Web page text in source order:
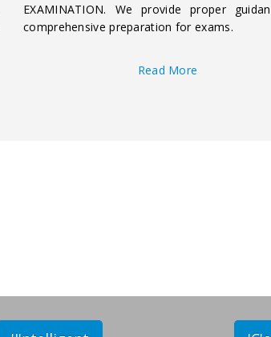
EXAMINATION. We provide proper
comprehensive preparation for exams.
Read More